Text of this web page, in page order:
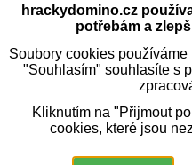
hrackydomino.cz
potřebám a
Soubory cookies
"Souhlasím" souhlasíte s
Kliknutím na "Přijmout
cookies, které jsou